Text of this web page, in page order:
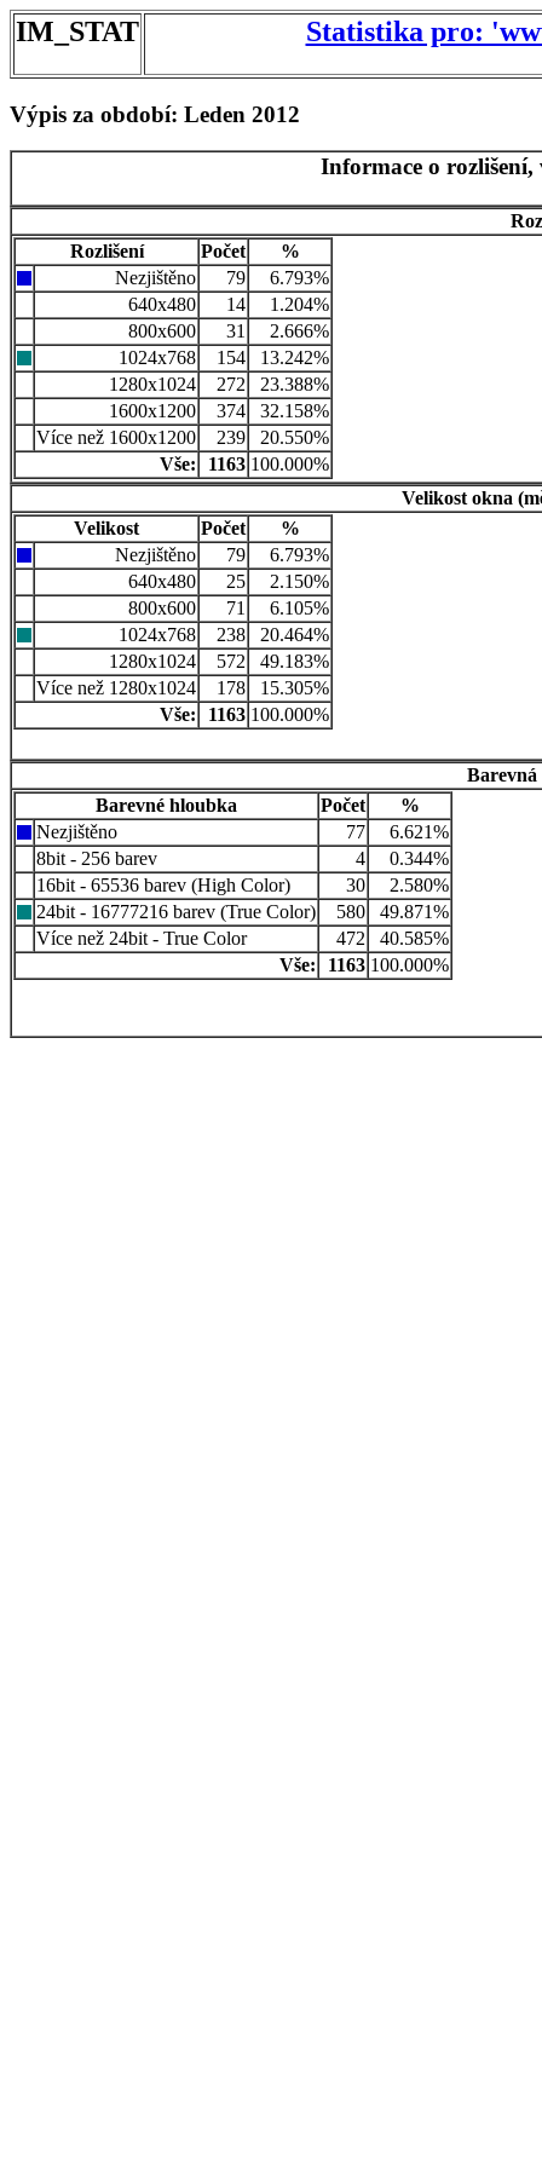
IM_STAT Statistika pro:
Výpis za období: Leden 2012
Informace o
Rozlišení
Počet
%
Nezjištěno
79
6.793%
640x480
14
1.204%
800x600
31
2.666%
1024x768
154
13.242%
1280x1024
272
23.388%
1600x1200
374
32.158%
Více než 1600x1200
239
20.550%
Vše:
1163 100.000%
Velikost okna
Velikost
Počet
%
Nezjištěno
79
6.793%
640x480
25
2.150%
800x600
71
6.105%
1024x768
238
20.464%
1280x1024
572
49.183%
Více než 1280x1024
178
15.305%
Vše:
1163 100.000%
Barevná
Barevné hloubka
Počet
%
Nezjištěno
77
6.621%
8bit - 256 barev
4
0.344%
16bit - 65536 barev (High Color)
30
2.580%
24bit - 16777216 barev (True Color)
580
49.871%
Více než 24bit - True Color
472
40.585%
Vše:
1163 100.000%